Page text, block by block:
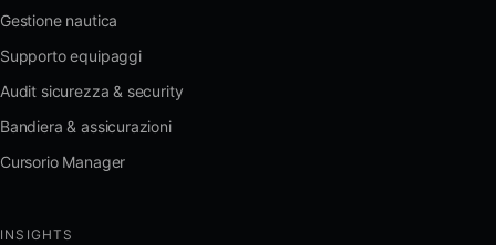
Gestione nautica
Supporto equipaggi
Audit sicurezza & security
Bandiera & assicurazioni
Cursorio Manager
INSIGHTS